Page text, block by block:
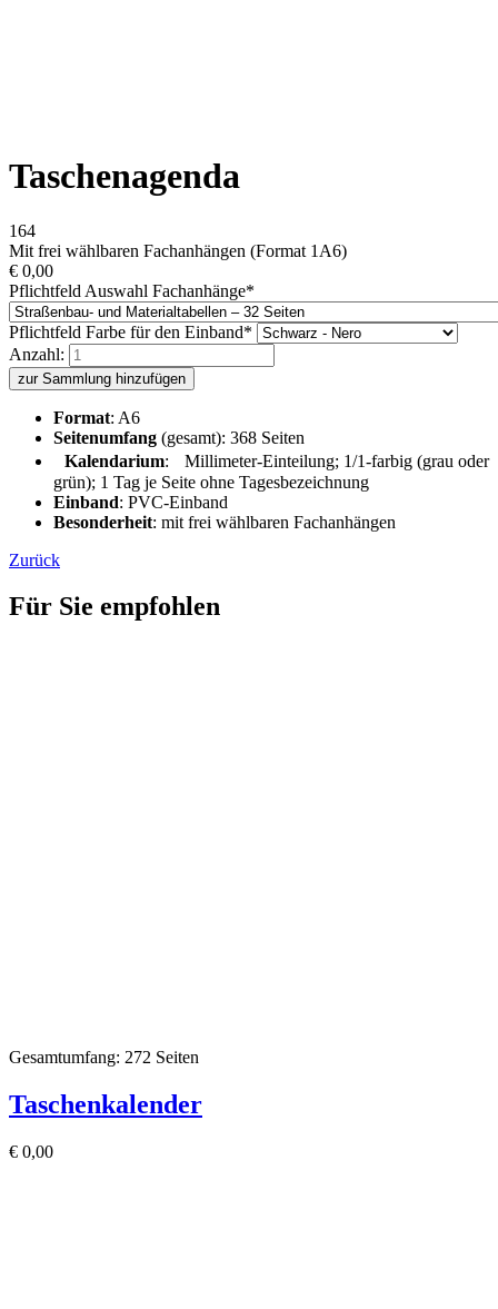
Taschenagenda
164
Mit frei wählbaren Fachanhängen (Format 1A6)
€ 0,00
Pflichtfeld Auswahl Fachanhänge*
Pflichtfeld Farbe für den Einband*
Anzahl:
zur Sammlung hinzufügen
Format: A6
Seitenumfang (gesamt): 368 Seiten
Kalendarium: Millimeter-Einteilung; 1/1-farbig (grau oder
grün); 1 Tag je Seite ohne Tagesbezeichnung
Einband: PVC-Einband
Besonderheit: mit frei wählbaren Fachanhängen
Zurück
Für Sie empfohlen
Gesamtumfang: 272 Seiten
Taschenkalender
€ 0,00